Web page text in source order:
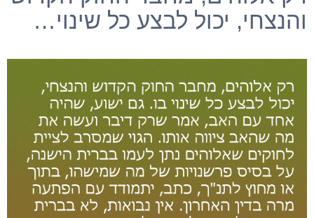
והנצחי, יכול לבצע כל שינוי…